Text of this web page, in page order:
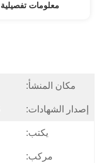
معلومات تفصيلية
مكان المنشأ:
إصدار الشهادات:
يكتب:
مركب: